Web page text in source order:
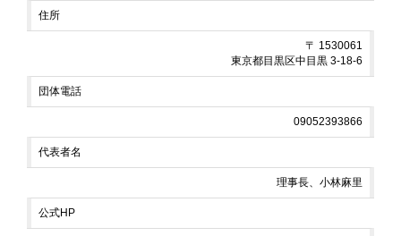
住所
〒 1530061
東京都目黒区中目黒 3-18-6
団体電話
09052393866
代表者名
理事長、小林麻里
公式HP